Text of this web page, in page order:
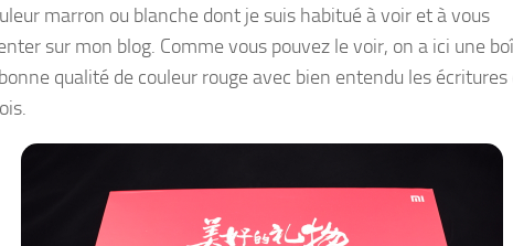
marron ou blanche dont je suis habitué à voir et à vous
sur mon blog. Comme vous pouvez le voir, on a ici une
qualité de couleur rouge avec bien entendu les écritures